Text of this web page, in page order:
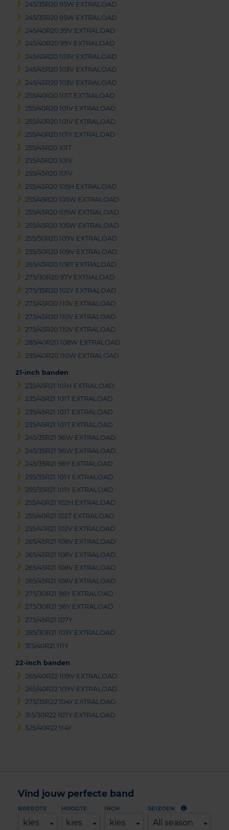
245/35R20 95W EXTRALOAD
245/35R20 95W EXTRALOAD
245/40R20 99V EXTRALOAD
245/40R20 99Y EXTRALOAD
245/45R20 103V EXTRALOAD
245/45R20 103V EXTRALOAD
245/45R20 103V EXTRALOAD
255/40R20 101T EXTRALOAD
255/40R20 101V EXTRALOAD
255/40R20 101V EXTRALOAD
255/40R20 101Y EXTRALOAD
255/45R20 101T
255/45R20 101V
255/45R20 101V
255/45R20 105H EXTRALOAD
255/45R20 105W EXTRALOAD
255/45R20 105W EXTRALOAD
255/45R20 105W EXTRALOAD
255/50R20 109V EXTRALOAD
255/50R20 109V EXTRALOAD
265/45R20 108T EXTRALOAD
275/30R20 97Y EXTRALOAD
275/35R20 102Y EXTRALOAD
275/45R20 110V EXTRALOAD
275/45R20 110V EXTRALOAD
275/45R20 110V EXTRALOAD
285/40R20 108W EXTRALOAD
295/40R20 110W EXTRALOAD
21-inch banden
235/45R21 101H EXTRALOAD
235/45R21 101T EXTRALOAD
235/45R21 101T EXTRALOAD
235/45R21 101T EXTRALOAD
245/35R21 96W EXTRALOAD
245/35R21 96W EXTRALOAD
245/35R21 96Y EXTRALOAD
255/35R21 101Y EXTRALOAD
255/35R21 101Y EXTRALOAD
255/40R21 102H EXTRALOAD
255/40R21 102T EXTRALOAD
255/40R21 102V EXTRALOAD
265/45R21 108V EXTRALOAD
265/45R21 108V EXTRALOAD
265/45R21 108V EXTRALOAD
265/45R21 108V EXTRALOAD
275/30R21 98Y EXTRALOAD
275/30R21 98Y EXTRALOAD
275/45R21 107Y
285/30R21 103Y EXTRALOAD
315/40R21 111Y
22-inch banden
265/40R22 109V EXTRALOAD
265/40R22 109V EXTRALOAD
275/35R22 104Y EXTRALOAD
315/30R22 107Y EXTRALOAD
325/40R22 114Y
Vind jouw perfecte band
BREEDTE
kies
HOOGTE
kies
INCH
kies
SEIZOEN
All season